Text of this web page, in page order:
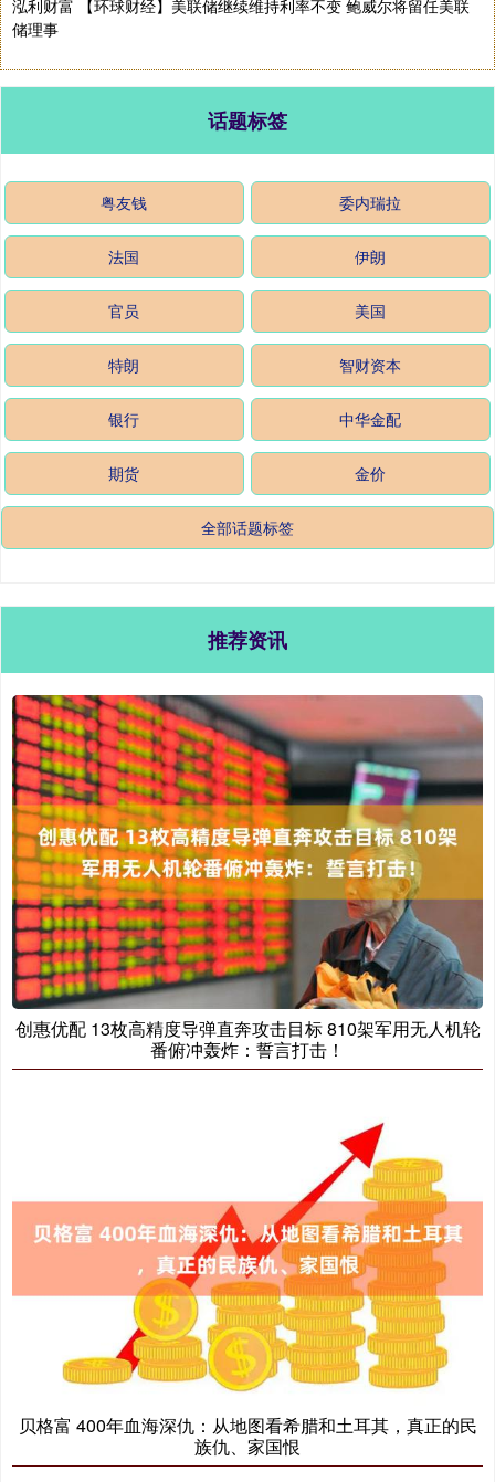
泓利财富 【环球财经】美联储继续维持利率不变 鲍威尔将留任美联
储理事
话题标签
粤友钱 委内瑞拉
法国 伊朗
官员 美国
特朗 智财资本
银行 中华金配
期货 金价
全部话题标签
推荐资讯
创惠优配 13枚高精度导弹直奔攻击目标 810架军用无人机轮
番俯冲轰炸：誓言打击！
贝格富 400年血海深仇：从地图看希腊和土耳其，真正的民
族仇、家国恨